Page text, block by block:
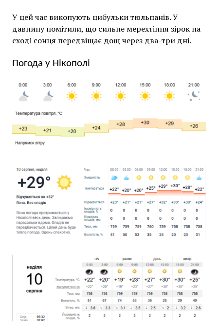
У цей час викопують цибульки тюльпанів. У
давнину помітили, що сильне мерехтіння зірок на
сході сонця передвіщає дощ через два-три дні.
Погода у Нікополі